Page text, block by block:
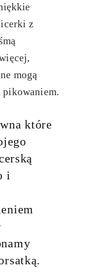
z
mogą
pikowaniem.
które
i